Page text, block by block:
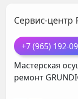
Сервис-центр
+7 (965) 192-09
Мастерская
ремонт